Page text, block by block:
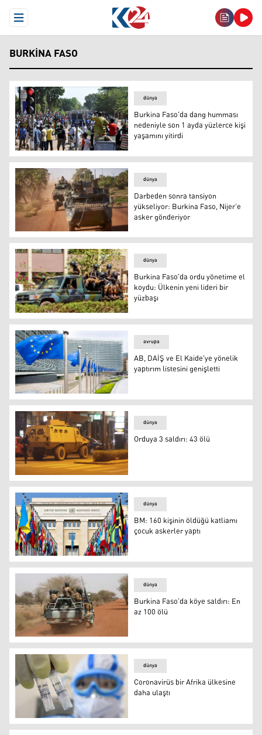
Open Menu
BURKINA FASO
Burkina Faso
dünya
Burkina Faso'da dang humması
nedeniyle son 1 ayda yüzlerce kişi
yaşamını yitirdi
Darbeden sonra tansiyon yükseliyor: Burkina Faso,
dünya
Darbeden sonra tansiyon
yükseliyor: Burkina Faso, Nijer’e
asker gönderiyor
Burkina Faso'da ordu yönetime el koydu: Ülkenin yeni
dünya
Burkina Faso'da ordu yönetime el
koydu: Ülkenin yeni lideri bir
yüzbaşı
AB, DAİŞ ve El Kaide'ye yönelik yaptırım listesini
avrupa
AB, DAİŞ ve El Kaide'ye yönelik
yaptırım listesini genişletti
Foto: Arşiv
dünya
Orduya 3 saldırı: 43 ölü
BM: 160 kişinin öldüğü katliamı çocuk askerler yaptı
dünya
BM: 160 kişinin öldüğü katliamı
çocuk askerler yaptı
Burkina Faso’da köye saldırı: En az 100 ölü
dünya
Burkina Faso’da köye saldırı: En
az 100 ölü
Coronavirüs bir Afrika ülkesine daha ulaştı
dünya
Coronavirüs bir Afrika ülkesine
daha ulaştı